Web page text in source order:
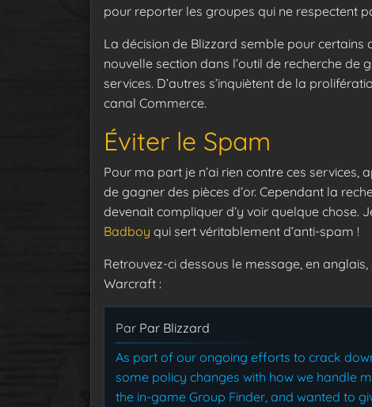
pour reporter les groupes qui ne respectent
La décision de Blizzard semble pour
nouvelle section dans l’outil de recherche
services. D’autres s’inquiètent de la
canal Commerce.
Éviter le Spam
Pour ma part je n’ai rien contre ces services,
de gagner des pièces d’or. Cependant la
devenait compliquer d’y voir quelque chose.
Badboy qui sert véritablement d’anti-spam !
Retrouvez-ci dessous le message, en
Warcraft :
Par Par Blizzard
As part of our ongoing efforts to crack
some policy changes with how we handle
the in-game Group Finder, and wanted to